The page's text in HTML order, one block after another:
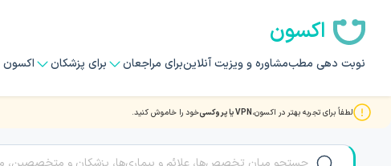
اکسون
نوبت دهی مطبمشاوره و ویزیت آنلاینبرای مراجعان برای پزشکان اکسون
لطفاً برای تجربه بهتر در اکسون،VPN یا پروکسی خود را خاموش کنید.
نوبت دهی بهترین دکتر و متخصصان سرطان شناسی دستگاه ادراری